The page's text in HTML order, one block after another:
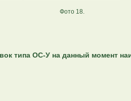
Фото 18.
типа ОС-У на данный момент